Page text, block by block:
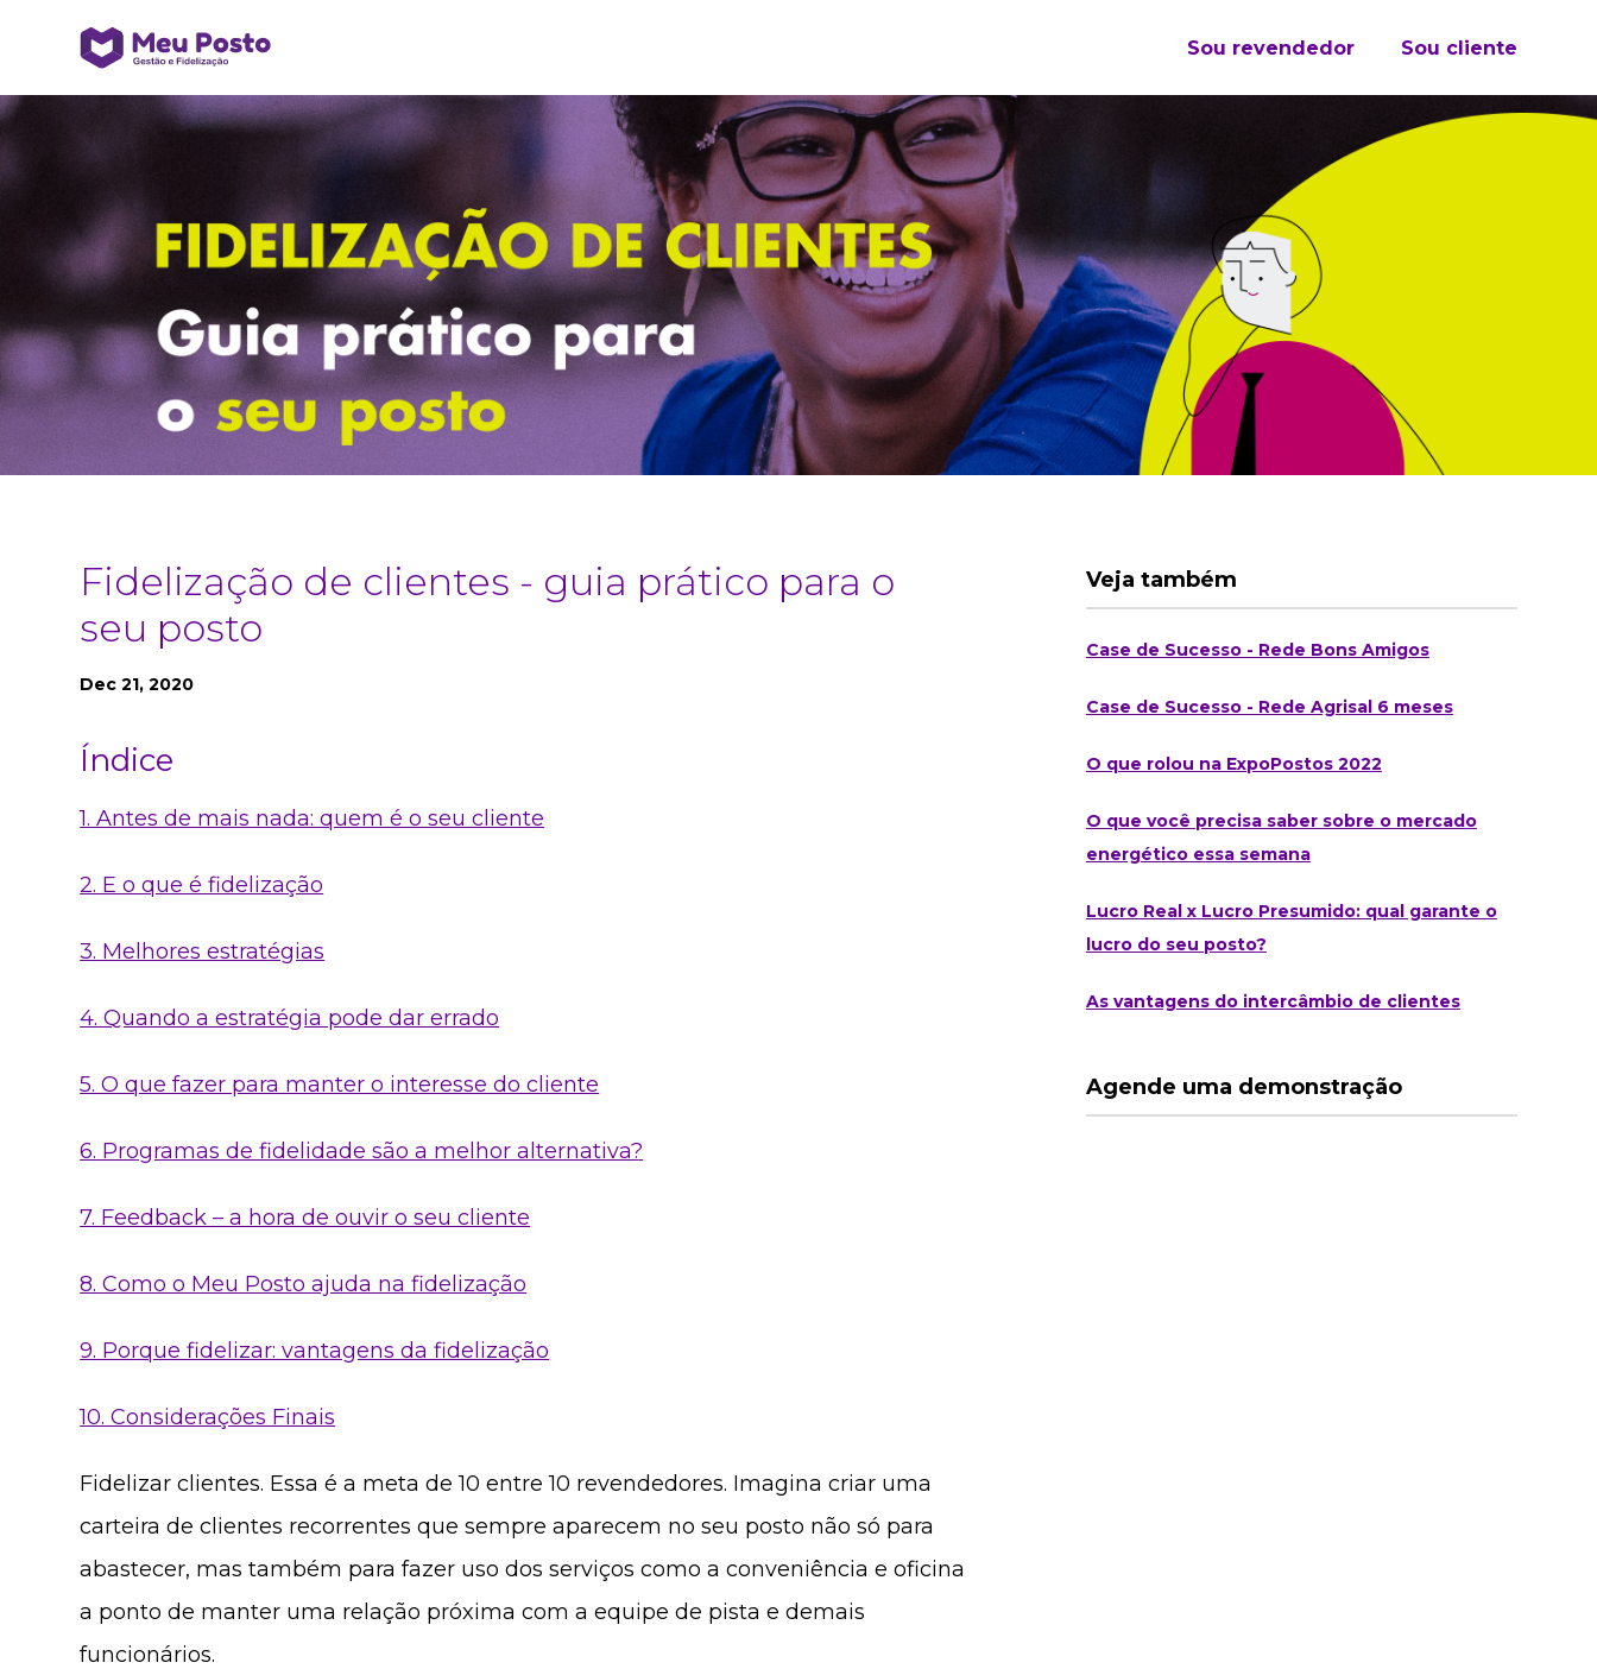
Sou revendedor Sou cliente
Fidelização de clientes - guia prático para o
seu posto
Dec 21, 2020
Índice
1. Antes de mais nada: quem é o seu cliente
2. E o que é fidelização
3. Melhores estratégias
4. Quando a estratégia pode dar errado
5. O que fazer para manter o interesse do cliente
6. Programas de fidelidade são a melhor alternativa?
7. Feedback – a hora de ouvir o seu cliente
8. Como o Meu Posto ajuda na fidelização
9. Porque fidelizar: vantagens da fidelização
10. Considerações Finais
Fidelizar clientes. Essa é a meta de 10 entre 10 revendedores. Imagina criar uma
carteira de clientes recorrentes que sempre aparecem no seu posto não só para
abastecer, mas também para fazer uso dos serviços como a conveniência e oficina
a ponto de manter uma relação próxima com a equipe de pista e demais
funcionários.
Veja também
Case de Sucesso - Rede Bons Amigos
Case de Sucesso - Rede Agrisal 6 meses
O que rolou na ExpoPostos 2022
O que você precisa saber sobre o mercado
energético essa semana
Lucro Real x Lucro Presumido: qual garante o
lucro do seu posto?
As vantagens do intercâmbio de clientes
Agende uma demonstração